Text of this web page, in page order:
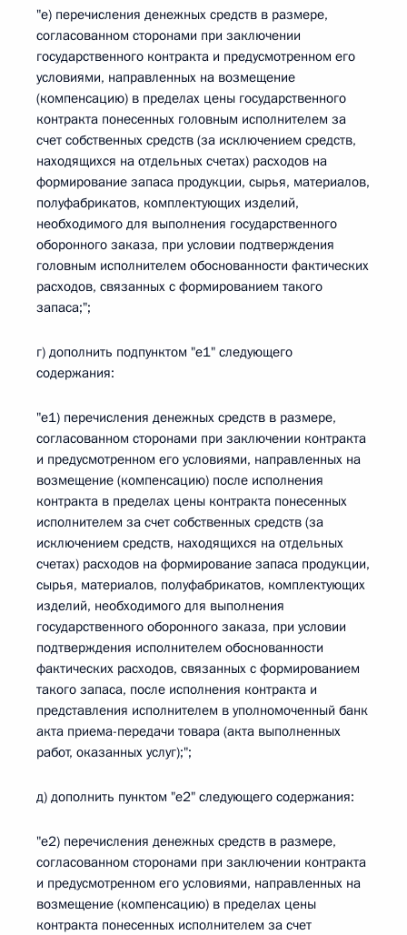
"е) перечисления денежных средств в размере,
согласованном сторонами при заключении
государственного контракта и предусмотренном его
условиями, направленных на возмещение
(компенсацию) в пределах цены государственного
контракта понесенных головным исполнителем за
счет собственных средств (за исключением средств,
находящихся на отдельных счетах) расходов на
формирование запаса продукции, сырья, материалов,
полуфабрикатов, комплектующих изделий,
необходимого для выполнения государственного
оборонного заказа, при условии подтверждения
головным исполнителем обоснованности фактических
расходов, связанных с формированием такого
запаса;";
г) дополнить подпунктом "е1" следующего
содержания:
"е1) перечисления денежных средств в размере,
согласованном сторонами при заключении контракта
и предусмотренном его условиями, направленных на
возмещение (компенсацию) после исполнения
контракта в пределах цены контракта понесенных
исполнителем за счет собственных средств (за
исключением средств, находящихся на отдельных
счетах) расходов на формирование запаса продукции,
сырья, материалов, полуфабрикатов, комплектующих
изделий, необходимого для выполнения
государственного оборонного заказа, при условии
подтверждения исполнителем обоснованности
фактических расходов, связанных с формированием
такого запаса, после исполнения контракта и
представления исполнителем в уполномоченный банк
акта приема-передачи товара (акта выполненных
работ, оказанных услуг);";
д) дополнить пунктом "е2" следующего содержания:
"е2) перечисления денежных средств в размере,
согласованном сторонами при заключении контракта
и предусмотренном его условиями, направленных на
возмещение (компенсацию) в пределах цены
контракта понесенных исполнителем за счет